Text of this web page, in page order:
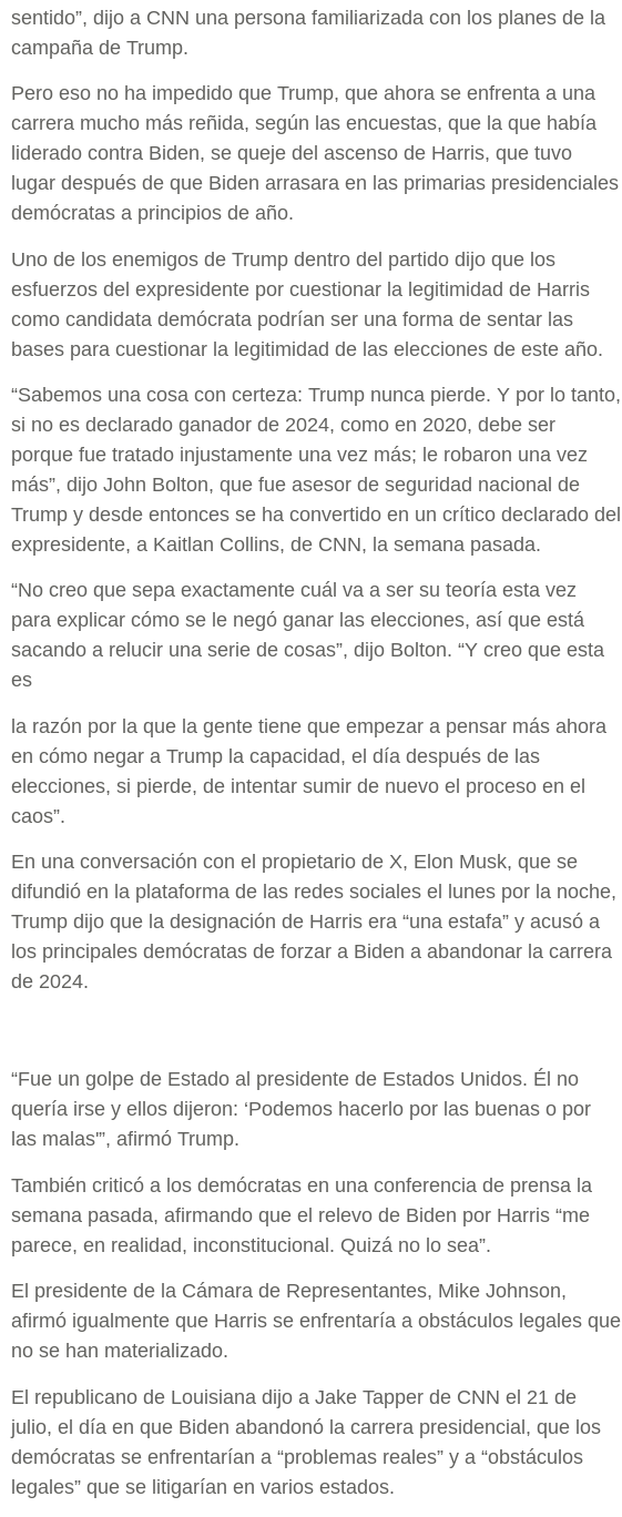
sentido”, dijo a CNN una persona familiarizada con los planes de la
campaña de Trump.
Pero eso no ha impedido que Trump, que ahora se enfrenta a una
carrera mucho más reñida, según las encuestas, que la que había
liderado contra Biden, se queje del ascenso de Harris, que tuvo
lugar después de que Biden arrasara en las primarias presidenciales
demócratas a principios de año.
Uno de los enemigos de Trump dentro del partido dijo que los
esfuerzos del expresidente por cuestionar la legitimidad de Harris
como candidata demócrata podrían ser una forma de sentar las
bases para cuestionar la legitimidad de las elecciones de este año.
“Sabemos una cosa con certeza: Trump nunca pierde. Y por lo tanto,
si no es declarado ganador de 2024, como en 2020, debe ser
porque fue tratado injustamente una vez más; le robaron una vez
más”, dijo John Bolton, que fue asesor de seguridad nacional de
Trump y desde entonces se ha convertido en un crítico declarado del
expresidente, a Kaitlan Collins, de CNN, la semana pasada.
“No creo que sepa exactamente cuál va a ser su teoría esta vez
para explicar cómo se le negó ganar las elecciones, así que está
sacando a relucir una serie de cosas”, dijo Bolton. “Y creo que esta
es
la razón por la que la gente tiene que empezar a pensar más ahora
en cómo negar a Trump la capacidad, el día después de las
elecciones, si pierde, de intentar sumir de nuevo el proceso en el
caos”.
En una conversación con el propietario de X, Elon Musk, que se
difundió en la plataforma de las redes sociales el lunes por la noche,
Trump dijo que la designación de Harris era “una estafa” y acusó a
los principales demócratas de forzar a Biden a abandonar la carrera
de 2024.
“Fue un golpe de Estado al presidente de Estados Unidos. Él no
quería irse y ellos dijeron: ‘Podemos hacerlo por las buenas o por
las malas'”, afirmó Trump.
También criticó a los demócratas en una conferencia de prensa la
semana pasada, afirmando que el relevo de Biden por Harris “me
parece, en realidad, inconstitucional. Quizá no lo sea”.
El presidente de la Cámara de Representantes, Mike Johnson,
afirmó igualmente que Harris se enfrentaría a obstáculos legales que
no se han materializado.
El republicano de Louisiana dijo a Jake Tapper de CNN el 21 de
julio, el día en que Biden abandonó la carrera presidencial, que los
demócratas se enfrentarían a “problemas reales” y a “obstáculos
legales” que se litigarían en varios estados.